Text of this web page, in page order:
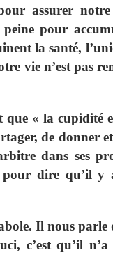
assurer
pour
la santé,
vie n’est pas
que « la cupidité
de donner
dans ses
dire qu’il y
Il nous parle
c’est qu’il n’a